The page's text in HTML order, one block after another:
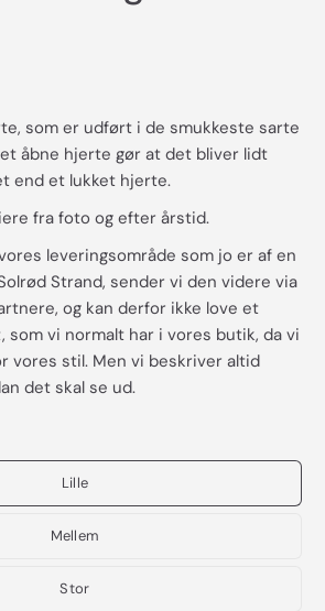
som er udført i de smukkeste sarte
åbne hjerte gør at det bliver lidt
end et lukket hjerte.
fra foto og efter årstid.
leveringsområde som jo er af en
Strand, sender vi den videre via
og kan derfor ikke love et
vi normalt har i vores butik, da vi
vores stil. Men vi beskriver altid
det skal se ud.
Lille
Mellem
Stor